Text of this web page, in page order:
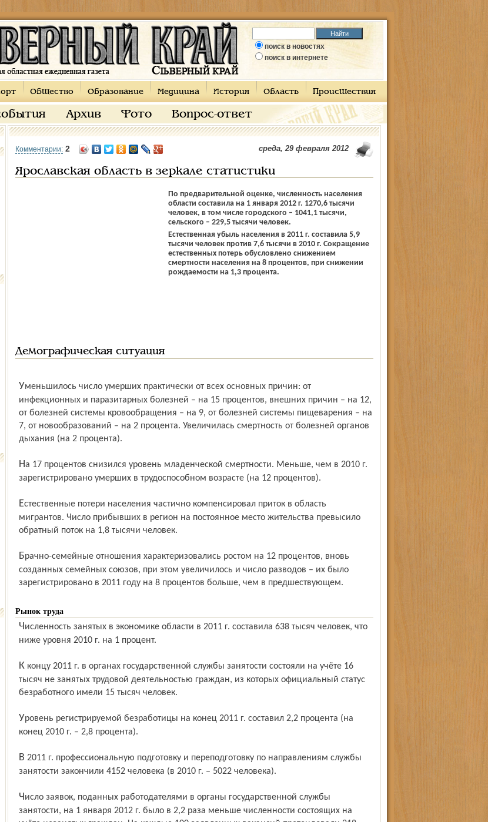
поиск в новостях
поиск в интернете
Общество Образование Медицина История Область Происшествия
Архив Фото Вопрос-ответ
Комментарии: 2 среда, 29 февраля 2012
Ярославская область в зеркале статистики
Демографическая ситуация
По предварительной оценке, численность населения
области составила на 1 января 2012 г. 1270,6 тысячи
человек, в том числе городского – 1041,1 тысячи,
сельского – 229,5 тысячи человек.
Естественная убыль населения в 2011 г. составила 5,9
тысячи человек против 7,6 тысячи в 2010 г. Сокращение
естественных потерь обусловлено снижением
смертности населения на 8 процентов, при снижении
рождаемости на 1,3 процента.
Уменьшилось число умерших практически от всех основных причин: от
инфекционных и паразитарных болезней – на 15 процентов, внешних причин – на 12,
от болезней системы кровообращения – на 9, от болезней системы пищеварения – на
7, от новообразований – на 2 процента. Увеличилась смертность от болезней органов
дыхания (на 2 процента).
На 17 процентов снизился уровень младенческой смертности. Меньше, чем в 2010 г.
зарегистрировано умерших в трудоспособном возрасте (на 12 процентов).
Естественные потери населения частично компенсировал приток в область
мигрантов. Число прибывших в регион на постоянное место жительства превысило
обратный поток на 1,8 тысячи человек.
Брачно-семейные отношения характеризовались ростом на 12 процентов, вновь
созданных семейных союзов, при этом увеличилось и число разводов – их было
зарегистрировано в 2011 году на 8 процентов больше, чем в предшествующем.
Рынок труда
Численность занятых в экономике области в 2011 г. составила 638 тысяч человек, что
ниже уровня 2010 г. на 1 процент.
К концу 2011 г. в органах государственной службы занятости состояли на учёте 16
тысяч не занятых трудовой деятельностью граждан, из которых официальный статус
безработного имели 15 тысяч человек.
Уровень регистрируемой безработицы на конец 2011 г. составил 2,2 процента (на
конец 2010 г. – 2,8 процента).
В 2011 г. профессиональную подготовку и переподготовку по направлениям службы
занятости закончили 4152 человека (в 2010 г. – 5022 человека).
Число заявок, поданных работодателями в органы государственной службы
занятости, на 1 января 2012 г. было в 2,2 раза меньше численности состоящих на